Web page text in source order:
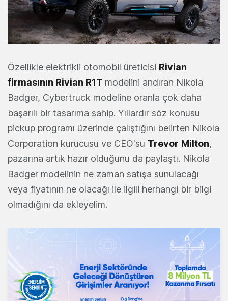
Özellikle elektrikli otomobil üreticisi Rivian
firmasının Rivian R1T modelini andıran Nikola
Badger, Cybertruck modeline oranla çok daha
başarılı bir tasarıma sahip. Yıllardır söz konusu
pickup programı üzerinde çalıştığını belirten Nikola
Corporation kurucusu ve CEO'su Trevor Milton,
pazarına artık hazır olduğunu da paylaştı. Nikola
Badger modelinin ne zaman satışa sunulacağı
veya fiyatının ne olacağı ile ilgili herhangi bir bilgi
olmadığını da ekleyelim.